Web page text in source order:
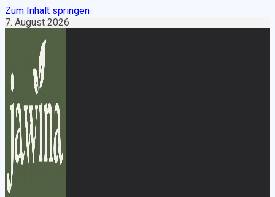
Zum Inhalt springen
7. August 2026